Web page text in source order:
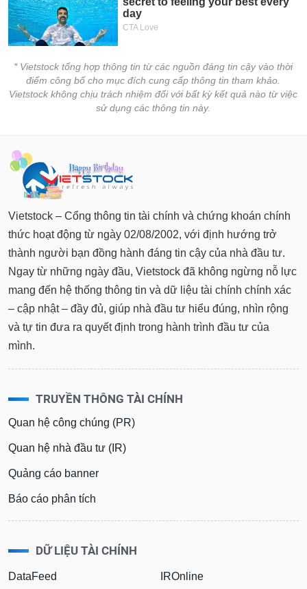
* Vietstock tổng hợp thông tin từ các nguồn đáng tin cậy vào thời
điểm công bố cho mục đích cung cấp thông tin tham khảo.
Vietstock không chịu trách nhiệm đối với bất kỳ kết quả nào từ việc
sử dụng các thông tin này.
Vietstock – Cổng thông tin tài chính và chứng khoán chính
thức hoạt động từ ngày 02/08/2002, với định hướng trở
thành người bạn đồng hành đáng tin cậy của nhà đầu tư.
Ngay từ những ngày đầu, Vietstock đã không ngừng nỗ lực
mang đến hệ thống thông tin và dữ liệu tài chính chính xác
– cập nhật – đầy đủ, giúp nhà đầu tư hiểu đúng, nhìn rộng
và tự tin đưa ra quyết định trong hành trình đầu tư của
mình.
TRUYỀN THÔNG TÀI CHÍNH
Quan hệ công chúng (PR)
Quan hệ nhà đầu tư (IR)
Quảng cáo banner
Báo cáo phân tích
DỮ LIỆU TÀI CHÍNH
DataFeed
IROnline